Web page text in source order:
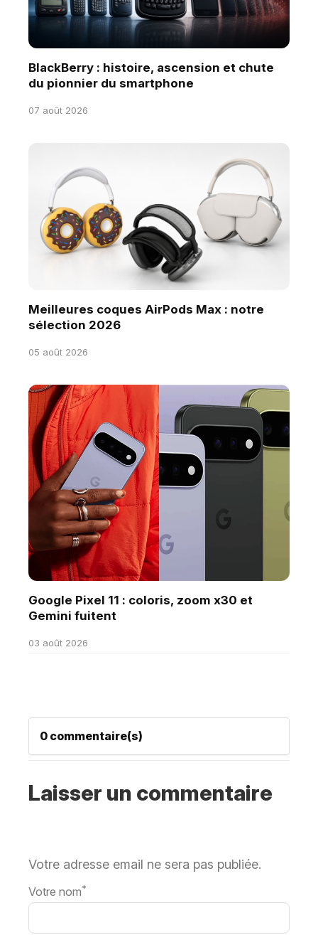
BlackBerry : histoire, ascension et chute
du pionnier du smartphone
07 août 2026
Meilleures coques AirPods Max : notre
sélection 2026
05 août 2026
Google Pixel 11 : coloris, zoom x30 et
Gemini fuitent
03 août 2026
0 commentaire(s)
Laisser un commentaire
Votre adresse email ne sera pas publiée.
Votre nom*